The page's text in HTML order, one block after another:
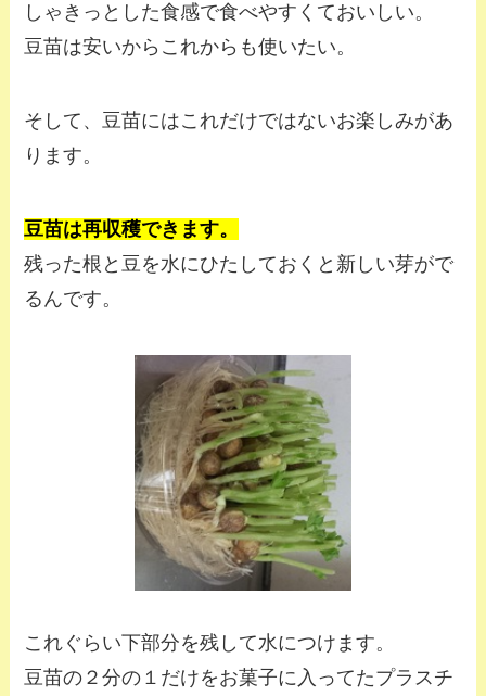
しゃきっとした食感で食べやすくておいしい。
豆苗は安いからこれからも使いたい。
そして、豆苗にはこれだけではないお楽しみがあ
ります。
豆苗は再収穫できます。
残った根と豆を水にひたしておくと新しい芽がで
るんです。
これぐらい下部分を残して水につけます。
豆苗の２分の１だけをお菓子に入ってたプラスチ